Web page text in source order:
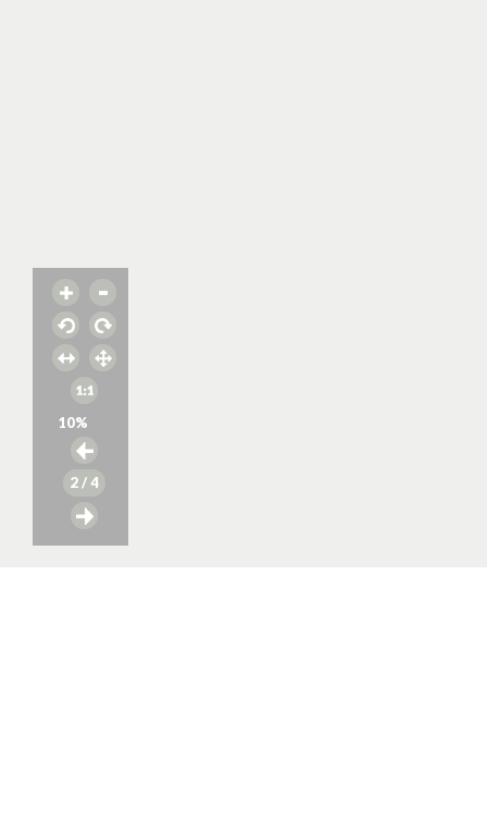
10%
2/ 4